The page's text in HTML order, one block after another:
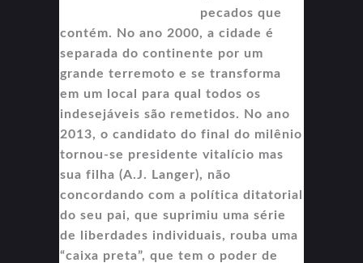
pecados que
contém. No ano 2000, a cidade é
separada do continente por um
grande terremoto e se transforma
em um local para qual todos os
indesejáveis são remetidos. No ano
2013, o candidato do final do milênio
tornou-se presidente vitalício mas
sua filha (A.J. Langer), não
concordando com a política ditatorial
do seu pai, que suprimiu uma série
de liberdades individuais, rouba uma
“caixa preta”, que tem o poder de